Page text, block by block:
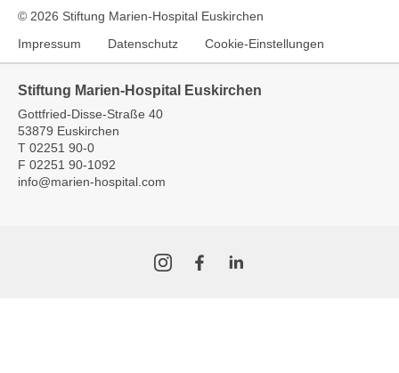
© 2026 Stiftung Marien-Hospital Euskirchen
Impressum
Datenschutz Cookie-Einstellungen
Stiftung Marien-Hospital Euskirchen
Gottfried-Disse-Straße 40
53879 Euskirchen
T 02251 90-0
F 02251 90-1092
info@marien-hospital.com